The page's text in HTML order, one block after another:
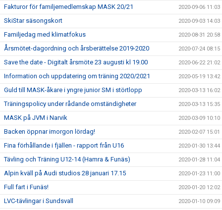
Fakturor för familjemedlemskap MASK 20/21 2020-09-06 11:03
SkiStar säsongskort 2020-09-03 14:03
Familjedag med klimatfokus 2020-08-31 20:58
Årsmötet-dagordning och årsberättelse 2019-2020 2020-07-24 08:15
Save the date - Digitalt årsmöte 23 augusti kl 19.00 2020-06-22 21:02
Information och uppdatering om träning 2020/2021 2020-05-19 13:42
Guld till MASK-åkare i yngre junior SM i störtlopp 2020-03-13 16:02
Träningspolicy under rådande omständigheter 2020-03-13 15:35
MASK på JVM i Narvik 2020-03-09 10:10
Backen öppnar imorgon lördag! 2020-02-07 15:01
Fina förhållande i fjällen - rapport från U16 2020-01-30 13:44
Tävling och Träning U12-14 (Hamra & Funäs) 2020-01-28 11:04
Alpin kväll på Audi studios 28 januari 17.15 2020-01-23 11:00
Full fart i Funäs! 2020-01-20 12:02
LVC-tävlingar i Sundsvall 2020-01-10 09:09